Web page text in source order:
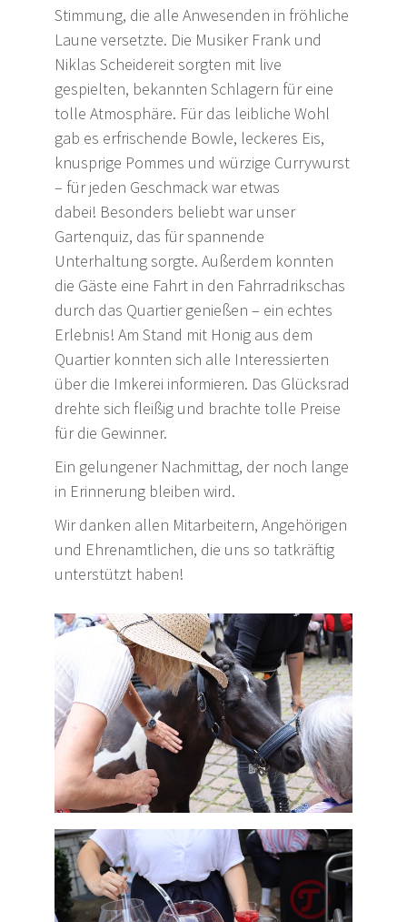
Stimmung, die alle Anwesenden in fröhliche
Laune versetzte. Die Musiker Frank und
Niklas Scheidereit sorgten mit live
gespielten, bekannten Schlagern für eine
tolle Atmosphäre. Für das leibliche Wohl
gab es erfrischende Bowle, leckeres Eis,
knusprige Pommes und würzige Currywurst
– für jeden Geschmack war etwas
dabei! Besonders beliebt war unser
Gartenquiz, das für spannende
Unterhaltung sorgte. Außerdem konnten
die Gäste eine Fahrt in den Fahrradrikschas
durch das Quartier genießen – ein echtes
Erlebnis! Am Stand mit Honig aus dem
Quartier konnten sich alle Interessierten
über die Imkerei informieren. Das Glücksrad
drehte sich fleißig und brachte tolle Preise
für die Gewinner.
Ein gelungener Nachmittag, der noch lange
in Erinnerung bleiben wird.
Wir danken allen Mitarbeitern, Angehörigen
und Ehrenamtlichen, die uns so tatkräftig
unterstützt haben!